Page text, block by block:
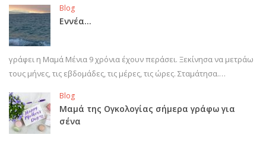
Blog
Εννέα…
γράφει η Μαμά Μένια 9 χρόνια έχουν περάσει. Ξεκίνησα να μετράω
τους μήνες, τις εβδομάδες, τις μέρες, τις ώρες. Σταμάτησα.…
Blog
Μαμά της Ογκολογίας σήμερα γράφω για
σένα